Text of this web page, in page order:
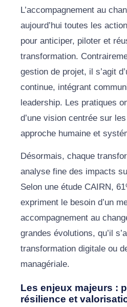
L’accompagnement au
aujourd’hui toutes les
pour anticiper, piloter et
transformation.
gestion de projet, il s’agit
continue, intégrant
leadership. Les pratiques
d’une vision centrée sur
approche humaine et
Désormais, chaque
analyse fine des impacts
Selon une étude CAIRN,
expriment le besoin d’un
accompagnement au
grandes évolutions, qu’il
transformation digitale ou
managériale.
Les enjeux majeurs :
résilience et